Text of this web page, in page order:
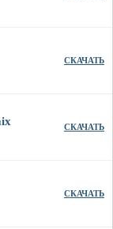
СКАЧАТЬ
СКАЧАТЬ
СКАЧАТЬ